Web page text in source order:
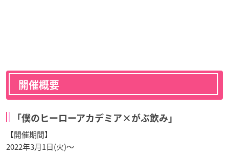
開催概要
「僕のヒーローアカデミア×がぶ飲み」
【開催期間】
2022年3月1日(火)～